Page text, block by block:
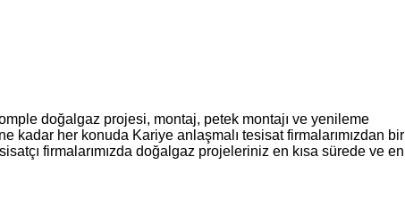
doğalgaz projesi, montaj, petek montajı ve yenileme
kadar her konuda Kariye anlaşmalı tesisat firmalarımızdan bir
firmalarımızda doğalgaz projeleriniz en kısa sürede ve en